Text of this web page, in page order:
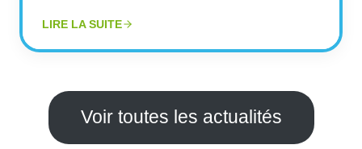
LIRE LA SUITE
Voir toutes les actualités